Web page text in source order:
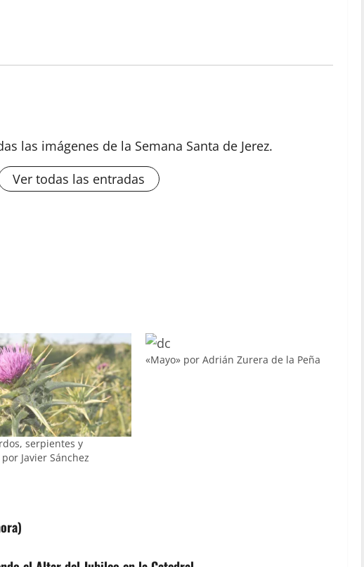
las imágenes de la Semana Santa de Jerez.
Ver todas las entradas
serpientes y
Javier Sánchez
«Mayo» por Adrián Zurera de la Peña